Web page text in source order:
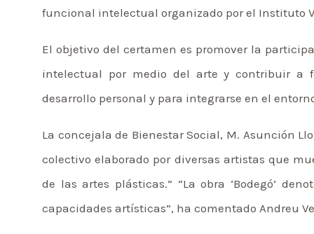
funcional intelectual organizado por el Instituto
El objetivo del certamen es promover la
intelectual por medio del arte y contribuir a
desarrollo personal y para integrarse en el
La concejala de Bienestar Social, M. Asunción
colectivo elaborado por diversas artistas que
de las artes plásticas.” “La obra ‘Bodegó’
capacidades artísticas”, ha comentado Andreu